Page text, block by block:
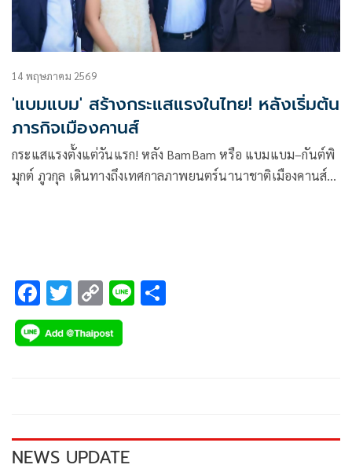
14 พฤษภาคม 2569
'แบมแบม' สร้างกระแสแรงในไทย! หลังเริ่มต้น
ภารกิจเมืองคานส์
กระแสแรงตั้งแต่วันแรก! หลัง BamBam หรือ แบมแบม–กันต์พิ
มุกต์ ภูวกุล เดินทางถึงเทศกาลภาพยนตร์นานาชาติเมืองคานส์
F
ac
e
k
T
wi
tt
C
o
p
k
Li
NEWS UPDATE